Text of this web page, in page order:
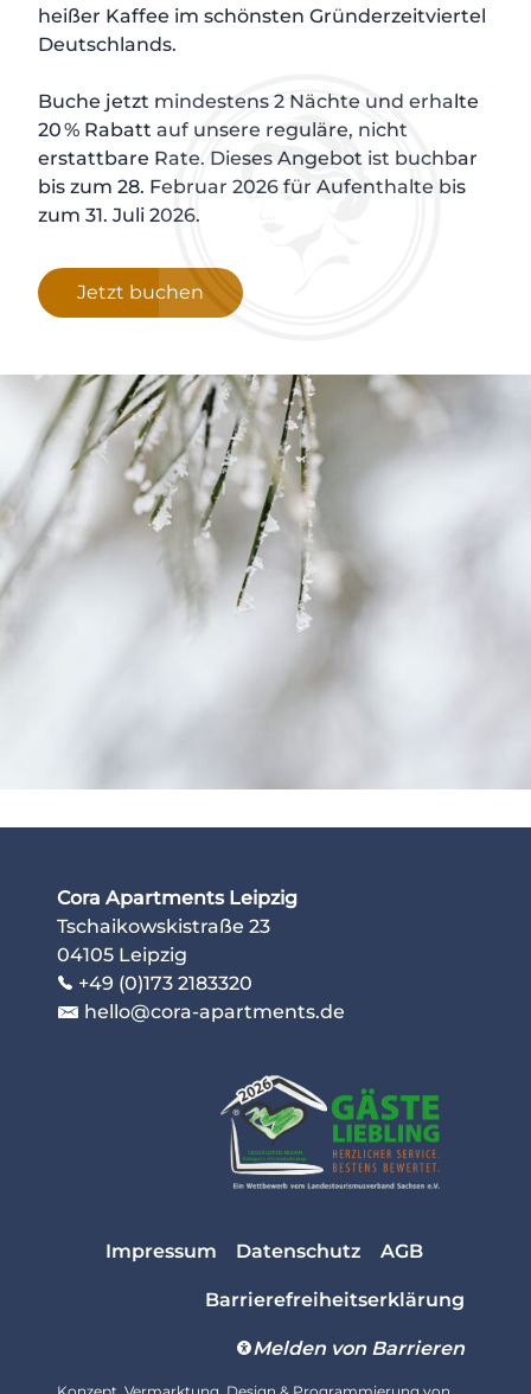
KULISSE
GORKI APARTMENTS
heißer Kaffee im schönsten Gründerzeitviertel
Deutschlands.
Buche jetzt mindestens 2 Nächte und erhalte
20 % Rabatt auf unsere reguläre, nicht
erstattbare Rate. Dieses Angebot ist buchbar
bis zum 28. Februar 2026 für Aufenthalte bis
zum 31. Juli 2026.
Jetzt buchen
Cora Apartments Leipzig
Tschaikowskistraße 23
04105 Leipzig
+49 (0)173 2183320
hello@cora-apartments.de
Impressum Datenschutz AGB
Barrierefreiheitserklärung
Melden von Barrieren